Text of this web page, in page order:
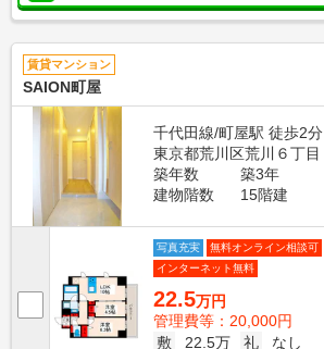
賃貸マンション
SAION町屋
千代田線/町屋駅 徒歩2分
東京都荒川区荒川６丁目
築年数
築3年
建物階数
15階建
写真充実
無料オンライン相談可
インターネット無料
22.5万円
管理費等：20,000円
敷
22.5万 礼 なし